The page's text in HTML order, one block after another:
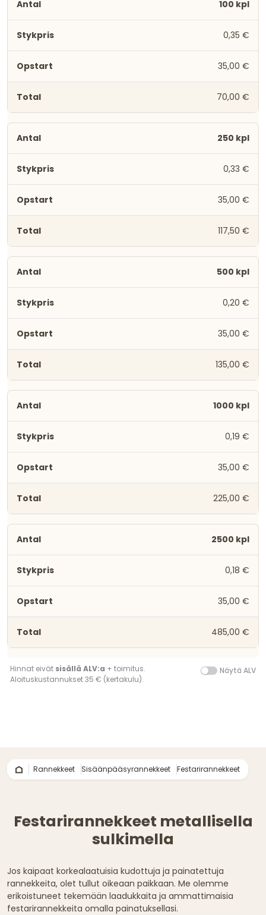
100 kpl
0,35 €
35,00 €
70,00 €
250 kpl
0,33 €
35,00 €
117,50 €
500 kpl
0,20 €
35,00 €
135,00 €
1000 kpl
0,19 €
35,00 €
225,00 €
2500 kpl
0,18 €
35,00 €
485,00 €
Hinnat eivät sisällä ALV:a + toimitus.
Aloituskustannukset 35 € (kertakulu).
Näytä ALV
Rannekkeet Sisäänpääsyrannekkeet Festarirannekkeet
Festarirannekkeet metallisella
sulkimella
Jos kaipaat korkealaatuisia kudottuja ja painatettuja
rannekkeita, olet tullut oikeaan paikkaan. Me olemme
erikoistuneet tekemään laadukkaita ja ammattimaisia
festarirannekkeita omalla painatuksellasi.